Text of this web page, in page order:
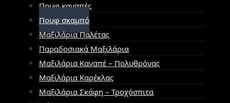
Πουφ καναπές
Πουφ σκαμπό
Μαξιλάρια Παλέτας
Παραδοσιακά Μαξιλάρια
Μαξιλάρια Καναπέ – Πολυθρόνας
Μαξιλάρια Καρέκλας
Μαξιλάρια Σκάφη – Τροχόσπιτα